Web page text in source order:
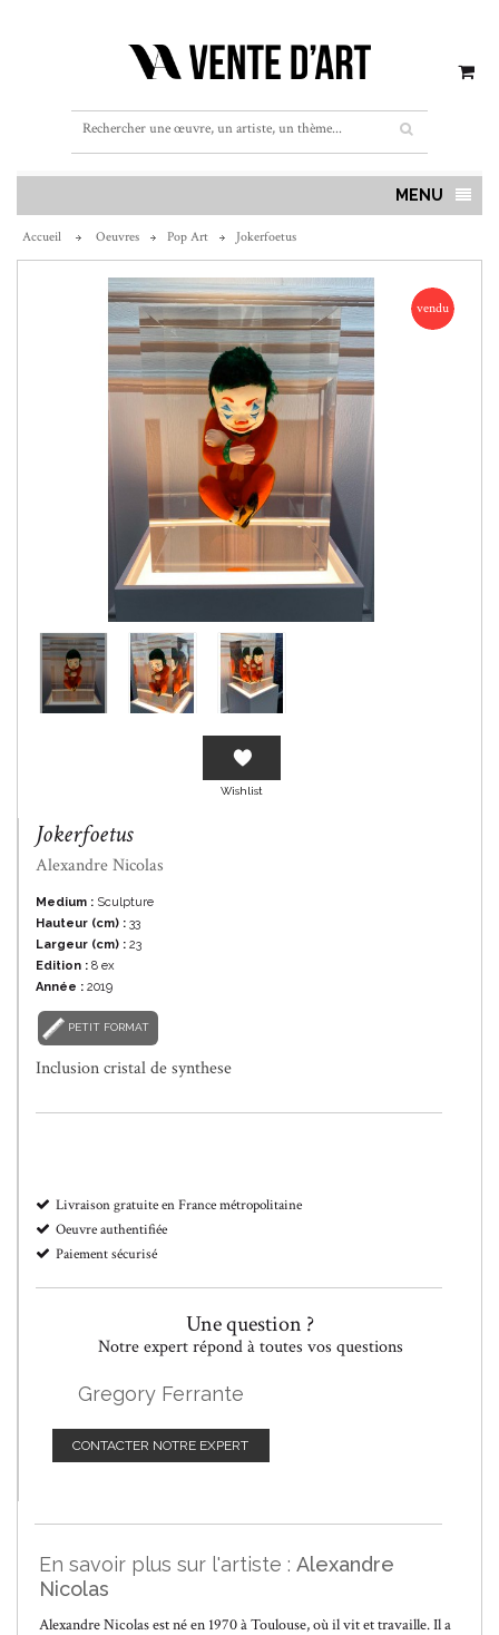
MENU
En savoir plus
Accueil Oeuvres Pop Art Jokerfoetus
vendu
Wishlist
Jokerfoetus
Alexandre Nicolas
Medium : Sculpture
Hauteur (cm) : 33
Largeur (cm) : 23
Edition : 8 ex
Année : 2019
PETIT FORMAT
Inclusion cristal de synthese
Livraison gratuite en France métropolitaine
Oeuvre authentifiée
Paiement sécurisé
Une question ?
Notre expert répond à toutes vos questions
Gregory Ferrante
CONTACTER NOTRE EXPERT
En savoir plus sur l'artiste : Alexandre
Nicolas
Alexandre Nicolas est né en 1970 à Toulouse, où il vit et travaille. Il a